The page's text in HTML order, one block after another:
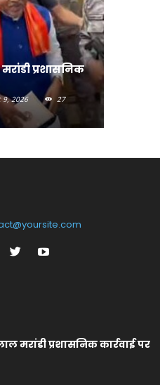
प्रशासनिक
9, 2026
27
मरांडी प्रशासनिक कार्रवाई पर